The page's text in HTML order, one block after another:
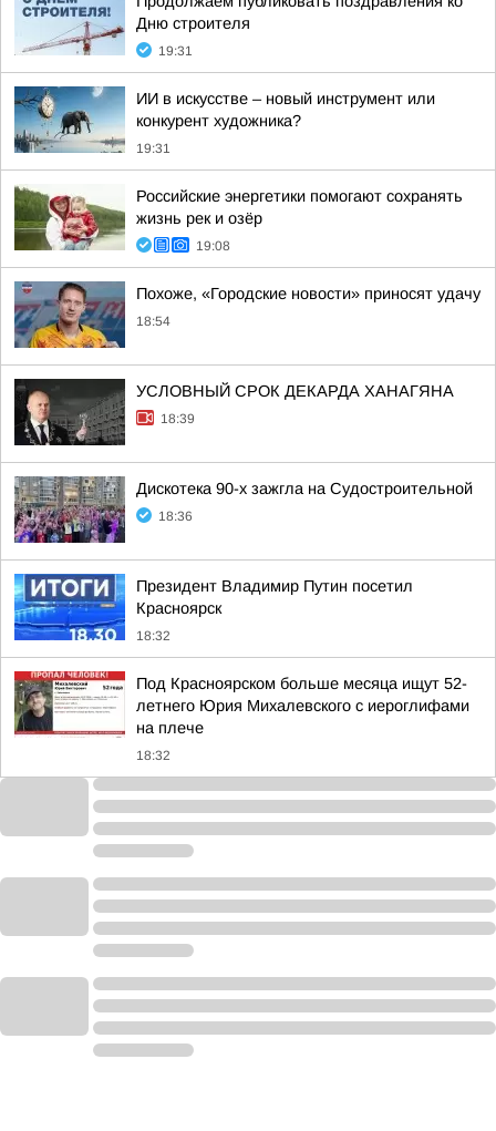
Дню строителя
19:31
ИИ в искусстве – новый инструмент или
конкурент художника?
19:31
Российские энергетики помогают сохранять
жизнь рек и озёр
19:08
Похоже, «Городские новости» приносят удачу
18:54
УСЛОВНЫЙ СРОК ДЕКАРДА ХАНАГЯНА
18:39
Дискотека 90-х зажгла на Судостроительной
18:36
Президент Владимир Путин посетил
Красноярск
18:32
Под Красноярском больше месяца ищут 52-
летнего Юрия Михалевского с иероглифами
на плече
18:32